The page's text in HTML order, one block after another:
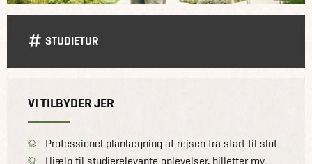
STUDIETUR
VI TILBYDER JER
Professionel planlægning af rejsen fra start til slut
Hjælp til studierelevante oplevelser, billetter mv.